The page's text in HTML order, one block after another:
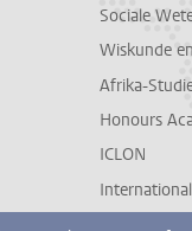
Sociale
Wiskunde
Afrika-
Honours
ICLON